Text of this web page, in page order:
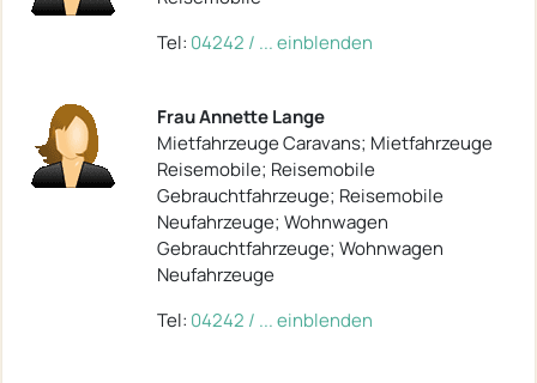
Tel: 04242 / ... einblenden
Frau Annette Lange
Mietfahrzeuge Caravans; Mietfahrzeuge
Reisemobile; Reisemobile
Gebrauchtfahrzeuge; Reisemobile
Neufahrzeuge; Wohnwagen
Gebrauchtfahrzeuge; Wohnwagen
Neufahrzeuge
Tel: 04242 / ... einblenden